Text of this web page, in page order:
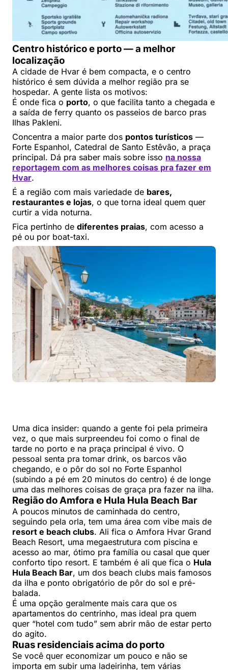
Centro histórico e porto — a melhor
localização
A cidade de Hvar é bem compacta, e o centro
histórico é sem dúvida a melhor região pra se
hospedar. A gente lista os motivos:
É onde fica o porto, o que facilita tanto a chegada e
a saída de ferry quanto os passeios de barco pras
Ilhas Pakleni.
Concentra a maior parte dos pontos turísticos —
Forte Espanhol, Catedral de Santo Estêvão, a praça
principal. Dá pra saber mais sobre isso na nossa
reportagem com as melhores coisas pra fazer em
Hvar.
É a região com mais variedade de bares,
restaurantes e lojas, o que torna ideal quem quer
curtir a vida noturna.
Fica pertinho de diferentes praias, com acesso a
pé ou por boat-taxi.
Uma dica insider: quando a gente foi pela primeira
vez, o que mais surpreendeu foi como o final de
tarde no porto e na praça principal é vivo. O
pessoal senta pra tomar drink, os barcos vão
chegando, e o pôr do sol no Forte Espanhol
(subindo a pé em 20 minutos do centro) é de longe
uma das melhores coisas de graça pra fazer na ilha.
Região do Amfora e Hula Hula Beach Bar
A poucos minutos de caminhada do centro,
seguindo pela orla, tem uma área com vibe mais de
resort e beach clubs. Ali fica o Amfora Hvar Grand
Beach Resort, uma megaestrutura com piscina e
acesso ao mar, ótimo pra família ou casal que quer
conforto tipo resort. E também é ali que fica o Hula
Hula Beach Bar, um dos beach clubs mais famosos
da ilha e ponto obrigatório de pôr do sol e pré-
balada.
É uma opção geralmente mais cara que os
apartamentos do centrinho, mas ideal pra quem
quer “hotel com tudo” sem abrir mão de estar perto
do agito.
Ruas residenciais acima do porto
Se você quer economizar um pouco e não se
importa em subir uma ladeirinha, tem várias